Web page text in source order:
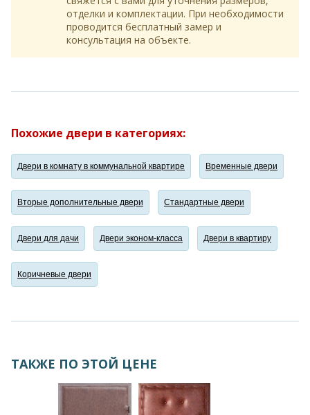
отделки и комплектации. При необходимости
проводится бесплатный замер и
консультация на объекте.
Похожие двери в категориях:
Двери в комнату в коммунальной квартире Временные двери
Вторые дополнительные двери Стандартные двери
Двери для дачи Двери эконом-класса Двери в квартиру
Коричневые двери
ТАКЖЕ ПО ЭТОЙ ЦЕНЕ